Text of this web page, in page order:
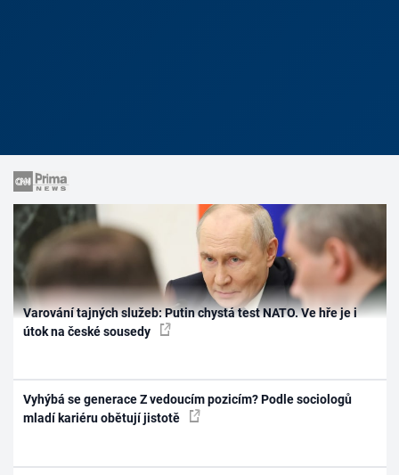
Varování tajných služeb: Putin chystá test NATO. Ve hře je i
útok na české sousedy
Vyhýbá se generace Z vedoucím pozicím? Podle sociologů
mladí kariéru obětují jistotě